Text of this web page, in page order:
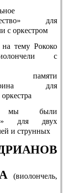
для
с оркестром
тему Рококо
с
памяти
для
мы были
для двух
и струнных
(виолончель,